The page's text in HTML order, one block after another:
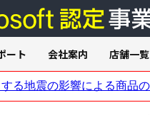
ート 会社案内 店舗一覧